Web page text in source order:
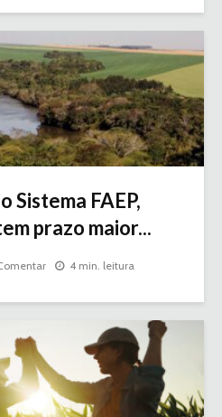
Sistema FAEP,
prazo maior...
4 min. leitura